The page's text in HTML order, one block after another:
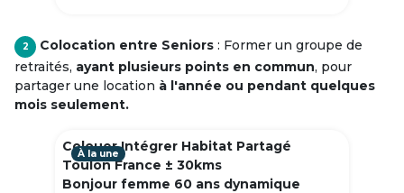
2 Colocation entre Seniors : Former un groupe de
retraités, ayant plusieurs points en commun, pour
partager une location à l'année ou pendant quelques
mois seulement.
Colouer Intégrer Habitat Partagé
Toulon France ± 30kms
Bonjour femme 60 ans dynamique
À la une